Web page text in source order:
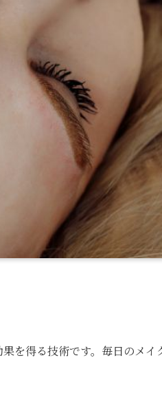
を得る技術です。毎日のメイ